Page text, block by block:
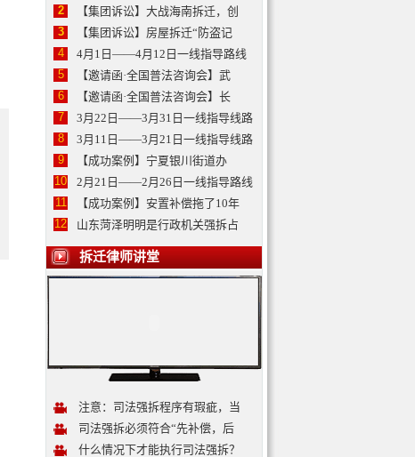
2
【集团诉讼】大战海南拆迁，创
3
【集团诉讼】房屋拆迁“防盗记
4
4月1日——4月12日一线指导路线
5
【邀请函·全国普法咨询会】武
6
【邀请函·全国普法咨询会】长
7
3月22日——3月31日一线指导线路
8
3月11日——3月21日一线指导线路
9
【成功案例】宁夏银川街道办
10
2月21日——2月26日一线指导路线
11
【成功案例】安置补偿拖了10年
12
山东菏泽明明是行政机关强拆占
拆迁律师讲堂
注意：司法强拆程序有瑕疵，当
司法强拆必须符合“先补偿，后
什么情况下才能执行司法强拆？